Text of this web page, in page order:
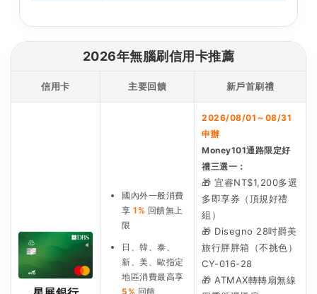
2026年無腦刷信用卡推薦
信用卡 主要回饋 新戶首刷禮
國內外一般消費
享 1% 回饋無上
限
日、韓、泰、
新、美、歐指定
地區消費最高享
5% 回饋
2026/08/01～08/31
申辦
Money101通路限定好
禮三選一：
🎁 宜睿NT$1,200多選
多即享券（頂規好禮
組）
🎁 Disegno 28吋爵美
旅行胖胖箱（不挑色）
CY-016-28
🎁 ATMAX轉轉扇無線